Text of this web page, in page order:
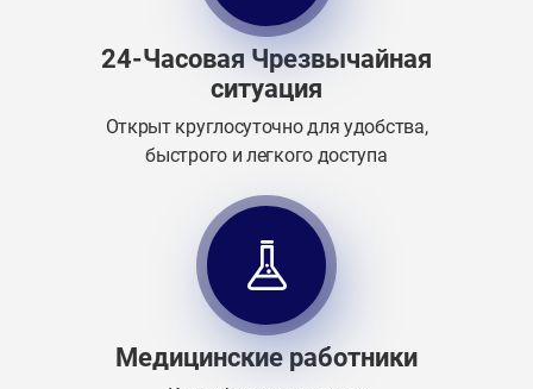
24-Часовая Чрезвычайная
ситуация
Открыт круглосуточно для удобства,
быстрого и легкого доступа
Медицинские работники